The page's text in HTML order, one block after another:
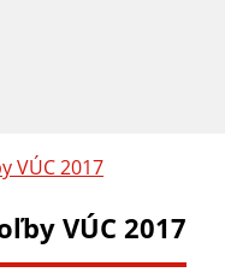
VÚC 2017
VÚC 2017